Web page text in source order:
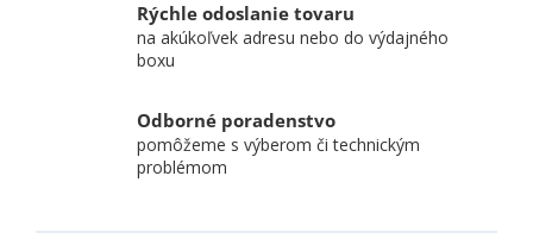
Rýchle odoslanie tovaru
na akúkoľvek adresu nebo do výdajného
boxu
Odborné poradenstvo
pomôžeme s výberom či technickým
problémom